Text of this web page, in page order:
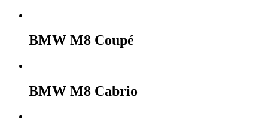
BMW M8 Coupé
BMW M8 Cabrio